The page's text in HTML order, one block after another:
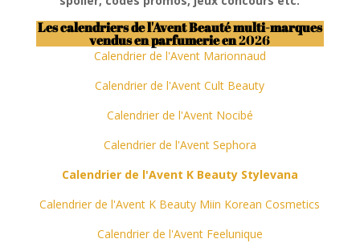
Les calendriers de l'Avent Beauté multi-marques
vendus en parfumerie en2026
Calendrier de l'Avent Marionnaud
Calendrier de l'Avent Cult Beauty
Calendrier de l'Avent Nocibé
Calendrier de l'Avent Sephora
Calendrier de l'Avent K Beauty Stylevana
Calendrier de l'Avent K Beauty Miin Korean Cosmetics
Calendrier de l'Avent Feelunique